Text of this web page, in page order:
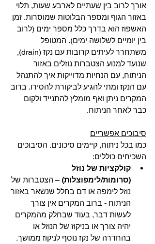
אורך לרוב בין שעתיים לארבע שעות, תלוי
באזור הגוף ומספר הבלוטות שמוסרות. זמן
האשפוז הוא בדרך כלל מספר ימים (לרוב
בין יומיים לשלושה ימים). המטופל
משתחרר לעיתים קרובות עם נקז (drain),
שנועד למנוע הצטברות נוזלים באזור
הניתוח, עם הנחיות מדוייקות איך להתנהל
עם הנקז ומתי להגיע לביקורת להסירו. ברוב
המקרים ניתן ואף מומלץ להתנייד ולקום
כבר לאחר הניתוח.
סיבוכים אפשריים
כמו בכל ניתוח, קיימים סיכונים. הסיבוכים
השכיחים כוללים:
קולקציות של נוזל
(סרומות/לימפוצלות) – הצטברות של
נוזל לימפה או דם בחלל שנשאר באזור
הניתוח - ברוב המקרים אין צורך
לעשות דבר, בעוד שבחלק מהמקרים
יהיה צורך או בניקוז של הנוזל או
בהחדרה של נקז נוסף לניקוז ממושך.